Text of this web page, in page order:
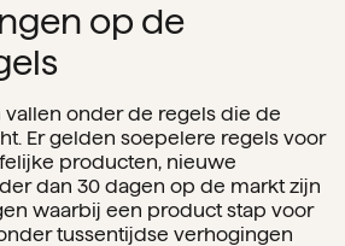
op de
vallen onder de regels die de
Er gelden soepelere regels voor
producten, nieuwe
dan 30 dagen op de markt zijn
waarbij een product stap voor
tussentijdse verhogingen